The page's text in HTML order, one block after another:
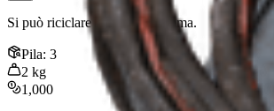
Si può riciclare in parti di gomma.
Pila: 3
2 kg
1,000